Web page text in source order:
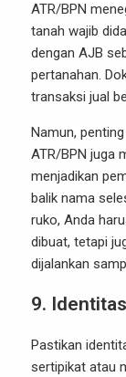
ATR/BPN
tanah wajib
dengan AJB
pertanahan.
transaksi jual
Namun,
ATR/BPN juga
menjadikan
balik nama
ruko, Anda
dibuat, tetapi
dijalankan
9.
Pastikan
sertipikat atau